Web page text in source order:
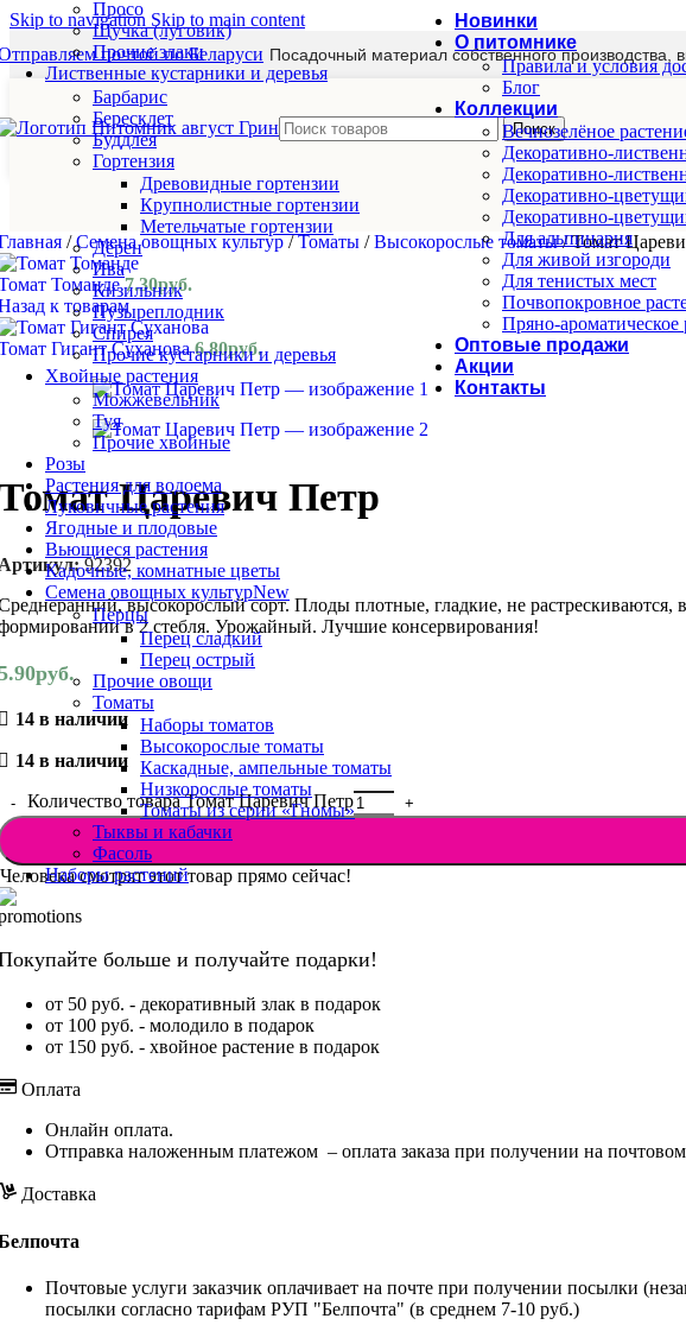
Skip to navigation Skip to main content
почтой по Беларуси Посадочный материал собственного
Поиск
Просо
Щучка (луговик)
Прочие злаки
Лиственные кустарники и деревья
Барбарис
Бересклет
Буддлея
Гортензия
Древовидные гортензии
Крупнолистные гортензии
Метельчатые гортензии
Дёрен
Ива
Кизильник
Пузыреплодник
Спирея
Прочие кустарники и деревья
Хвойные растения
Можжевельник
Туя
Прочие хвойные
Розы
Растения для водоема
Луковичные растения
Ягодные и плодовые
Вьющиеся растения
Кадочные, комнатные цветы
Семена овощных культурNew
Перцы
Перец сладкий
Перец острый
Прочие овощи
Томаты
Наборы томатов
Высокорослые томаты
Каскадные, ампельные томаты
Низкорослые томаты
Томаты из серии «Гномы»
Тыквы и кабачки
Фасоль
Наборы растений
Новинки
О питомнике
Правила и условия
Блог
Коллекции
Вечнозелёное
Декоративно-
Декоративно-
Декоративно-
Декоративно-
Для альпинария
Для живой изгороди
Для тенистых мест
Почвопокровное
Пряно-ароматическое
Оптовые продажи
Акции
Контакты
/ Семена овощных культур/ Томаты / Высокорослые томаты/ Томат
Томанде7.30руб.
к товарам
Гигант Суханова6.80руб.
Царевич Пе‌тр
92392
высокорослый сорт. Плоды плотные, гладкие, не
в 2 стебля. Урожайный. Лучшие консервирования!
руб.
14 в наличии
14 в наличии
Количество товара Томат Царевич Пе‌тр
Человека смотрят этот товар прямо сейчас!
больше и получайте подарки!
от 50 руб. - декоративный злак в подарок
от 100 руб. - молодило в подарок
от 150 руб. - хвойное растение в подарок
Оплата
Онлайн оплата.
Отправка наложенным платежом – оплата заказа при получении на
Доставка
Почтовые услуги заказчик оплачивает на почте при получении посылки
посылки согласно тарифам РУП "Белпочта" (в среднем 7-10 руб.)